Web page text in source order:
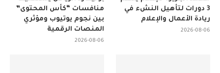
منافسات “كأس المحتوى”
بين نجوم يوتيوب ومؤثري
المنصات الرقمية
2026-08-06
3 دورات لتأهيل النشء في
ريادة الأعمال والإعلام
2026-08-06